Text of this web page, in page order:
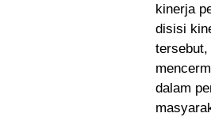
kinerja
disisi
tersebut,
dalam